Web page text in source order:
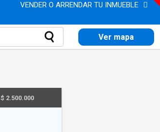
VENDER O ARRENDAR TU INMUEBLE
Ver mapa
$ 2.500.000